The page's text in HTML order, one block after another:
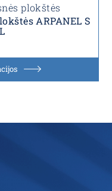
plokštės
ARPANEL S